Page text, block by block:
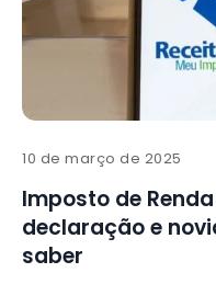
10 de março de 2025
Imposto de
declaração e
saber